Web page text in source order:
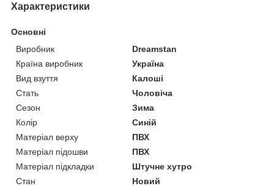
Характеристики
Основні
Виробник
Dreamstan
Країна виробник
Україна
Вид взуття
Калоші
Стать
Чоловіча
Сезон
Зима
Колір
Синій
Матеріал верху
ПВХ
Матеріал підошви
ПВХ
Матеріал підкладки
Штучне хутро
Стан
Новий